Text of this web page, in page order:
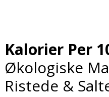
Kalorier Per
Økologiske
Ristede &